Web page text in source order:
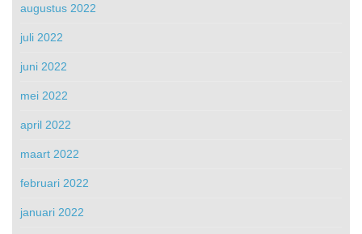
augustus 2022
juli 2022
juni 2022
mei 2022
april 2022
maart 2022
februari 2022
januari 2022